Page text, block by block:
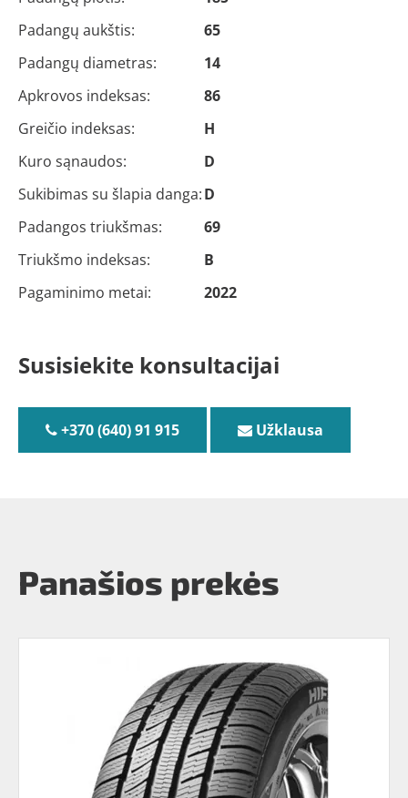
Padangų aukštis:
65
Padangų diametras:
14
Apkrovos indeksas:
86
Greičio indeksas:
H
Kuro sąnaudos:
D
Sukibimas su šlapia danga:D
Padangos triukšmas:
69
Triukšmo indeksas:
B
Pagaminimo metai:
2022
Susisiekite konsultacijai
+370 (640) 91 915 Užklausa
Panašios prekės